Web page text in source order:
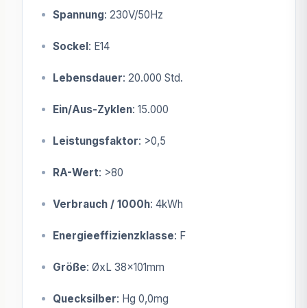
Spannung: 230V/50Hz
Sockel: E14
Lebensdauer: 20.000 Std.
Ein/Aus-Zyklen: 15.000
Leistungsfaktor: >0,5
RA-Wert: >80
Verbrauch / 1000h: 4kWh
Energieeffizienzklasse: F
Größe: ØxL 38x101mm
Quecksilber: Hg 0,0mg